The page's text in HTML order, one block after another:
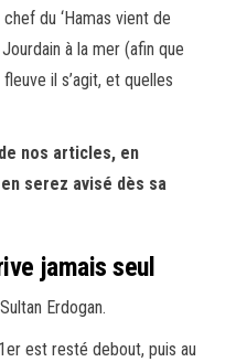
du ‘Hamas vient de
à la mer (afin que
il s’agit, et quelles
nos articles, en
serez avisé dès sa
jamais seul
Erdogan.
est resté debout, puis au